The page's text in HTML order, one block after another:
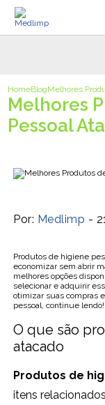
HomeBlogMelhores
Melhores
Pessoal
Por: Medlimp -
Produtos de higiene
economizar sem abrir
melhores opções
selecionar e adquirir
otimizar suas compras
pessoal, continue lendo!
O que são
atacado
Produtos de
itens